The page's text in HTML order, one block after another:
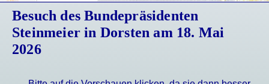
Besuch des Bundepräsidenten
Steinmeier in Dorsten am 18. Mai
2026